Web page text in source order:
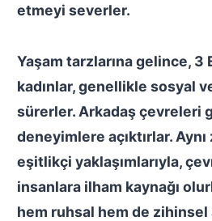
etmeyi severler.
Yaşam tarzlarına gelince, 3
kadınlar, genellikle sosyal
sürerler. Arkadaş çevreleri
deneyimlere açıktırlar.
eşitlikçi yaklaşımlarıyla,
insanlara ilham kaynağı
hem ruhsal hem de zihinsel